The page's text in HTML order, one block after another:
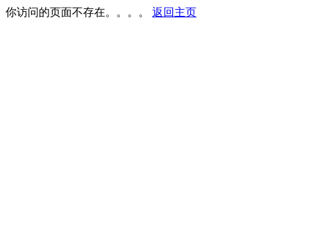
你访问的页面不存在。。。。 返回主页